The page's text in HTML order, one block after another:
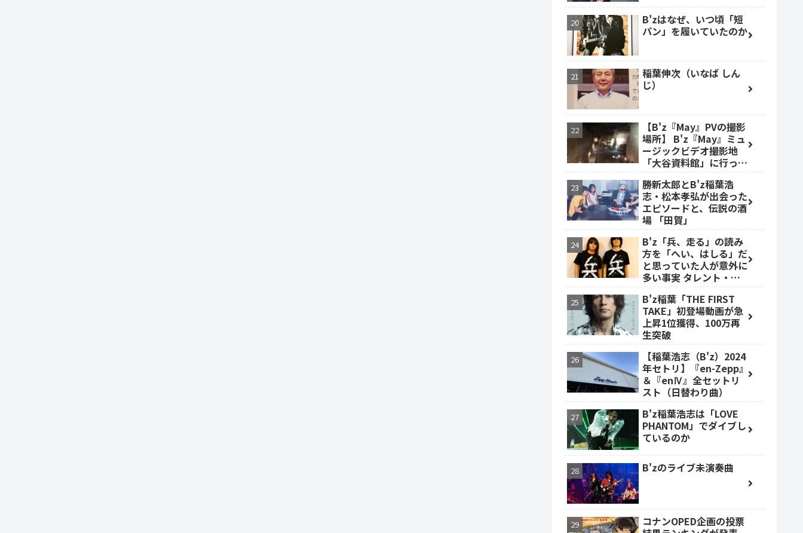
B'zはなぜ、いつ頃「短
パン」を履いていたのか
稲葉伸次（いなば しん
じ）
【B'z『May』PVの撮影
場所】 B'z『May』ミュ
ージックビデオ撮影地
「大谷資料館」に行って
勝新太郎とB'z稲葉浩
志・松本孝弘が出会った
エピソードと、伝説の酒
場 「田賀」
B'z「兵、走る」の読み
方を「へい、はしる」だ
と思っていた人が意外に
多い事実 タレント・ベ
B'z稲葉「THE FIRST
TAKE」初登場動画が急
上昇1位獲得、100万再
生突破
【稲葉浩志（B'z）2024
年セトリ】『en-Zepp』
＆『enⅣ』全セットリ
スト（日替わり曲）
B'z稲葉浩志は「LOVE
PHANTOM」でダイブし
ているのか
B'zのライブ未演奏曲
コナンOPED企画の投票